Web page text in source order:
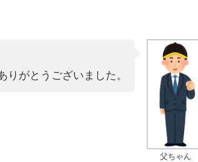
父ちゃん
がとうございました。